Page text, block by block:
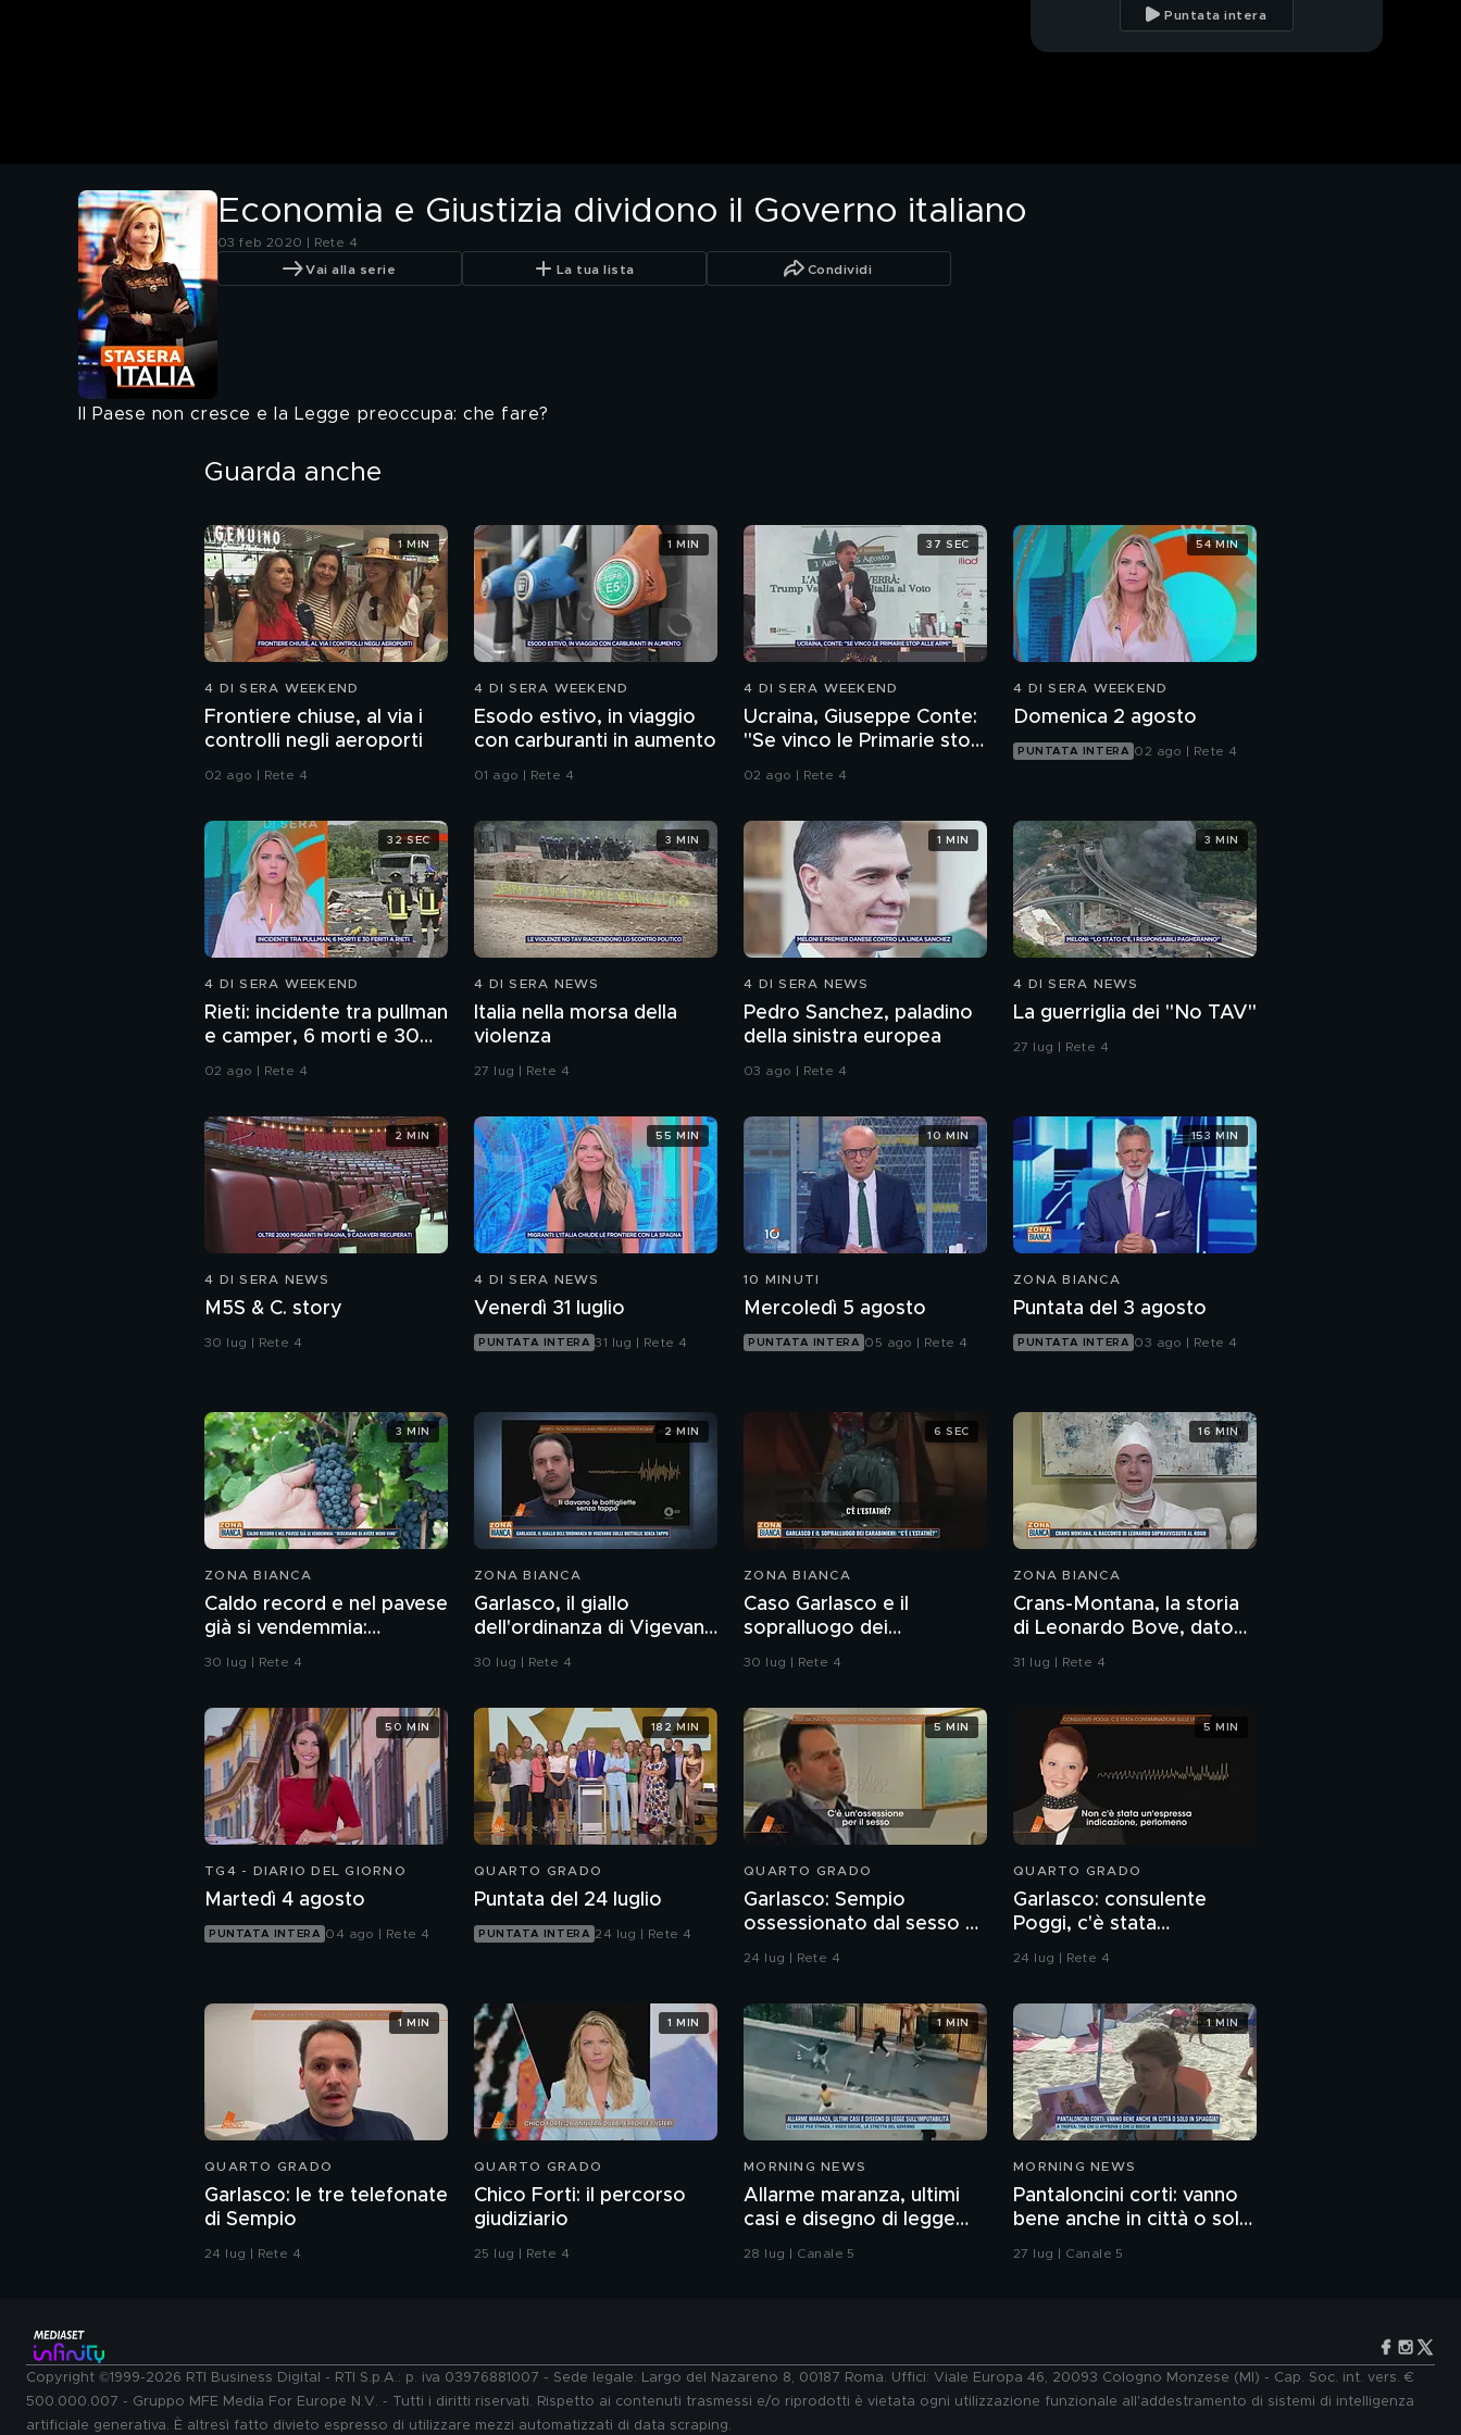
Puntata intera
Economia e Giustizia dividono il Governo italiano
03 feb 2020 | Rete 4
Vai alla serie La tua lista Condividi
Il Paese non cresce e la Legge preoccupa: che fare?
Guarda anche
4 DI SERA WEEKEND
Frontiere chiuse, al via i
controlli negli aeroporti
02 ago | Rete 4
1 MIN
4 DI SERA WEEKEND
Esodo estivo, in viaggio
con carburanti in aumento
01 ago | Rete 4
1 MIN
4 DI SERA WEEKEND
Ucraina, Giuseppe Conte:
"Se vinco le Primarie stop
alle armi"
02 ago | Rete 4
37 SEC
4 DI SERA WEEKEND
Domenica 2 agosto
PUNTATA INTERA 02 ago | Rete 4
54 MIN
4 DI SERA WEEKEND
Rieti: incidente tra pullman
e camper, 6 morti e 30
02 ago | Rete 4
32 SEC
4 DI SERA NEWS
Italia nella morsa della
violenza
27 lug | Rete 4
3 MIN
4 DI SERA NEWS
Pedro Sanchez, paladino
della sinistra europea
03 ago | Rete 4
1 MIN
4 DI SERA NEWS
La guerriglia dei "No TAV"
27 lug | Rete 4
3 MIN
4 DI SERA NEWS
M5S & C. story
30 lug | Rete 4
2 MIN
4 DI SERA NEWS
Venerdì 31 luglio
PUNTATA INTERA 31 lug | Rete 4
55 MIN
10 MINUTI
Mercoledì 5 agosto
PUNTATA INTERA 05 ago | Rete 4
10 MIN
ZONA BIANCA
Puntata del 3 agosto
PUNTATA INTERA 03 ago | Rete 4
153 MIN
ZONA BIANCA
Caldo record e nel pavese
già si vendemmia:
"Rischiamo di avere meno
30 lug | Rete 4
3 MIN
ZONA BIANCA
Garlasco, il giallo
dell'ordinanza di Vigevano
sulle bottiglie senza
30 lug | Rete 4
2 MIN
ZONA BIANCA
Caso Garlasco e il
sopralluogo dei
Carabinieri
30 lug | Rete 4
6 SEC
ZONA BIANCA
Crans-Montana, la storia
di Leonardo Bove, dato
per disperso nel rogo
31 lug | Rete 4
16 MIN
TG4 - DIARIO DEL GIORNO
Martedì 4 agosto
PUNTATA INTERA 04 ago | Rete 4
50 MIN
QUARTO GRADO
Puntata del 24 luglio
PUNTATA INTERA 24 lug | Rete 4
182 MIN
QUARTO GRADO
Garlasco: Sempio
ossessionato dal sesso o
ragazzo rispettoso?
24 lug | Rete 4
5 MIN
QUARTO GRADO
Garlasco: consulente
Poggi, c'è stata
contaminazione sulle
24 lug | Rete 4
5 MIN
QUARTO GRADO
Garlasco: le tre telefonate
di Sempio
24 lug | Rete 4
1 MIN
QUARTO GRADO
Chico Forti: il percorso
giudiziario
25 lug | Rete 4
1 MIN
MORNING NEWS
Allarme maranza, ultimi
casi e disegno di legge
sull'imputabilità
28 lug | Canale 5
1 MIN
MORNING NEWS
Pantaloncini corti: vanno
bene anche in città o solo
in spiaggia?
27 lug | Canale 5
1 MIN
Copyright ©1999-2026 RTI Business Digital - RTI S.p.A.: p. iva 03976881007 - Sede legale: Largo del Nazareno 8, 00187 Roma. Uffici: Viale Europa 46, 20093 Cologno Monzese (MI) - Cap. Soc. int. vers. €
500.000.007 - Gruppo MFE Media For Europe N.V. - Tutti i diritti riservati. Rispetto ai contenuti trasmessi e/o riprodotti è vietata ogni utilizzazione funzionale all'addestramento di sistemi di intelligenza
artificiale generativa. È altresì fatto divieto espresso di utilizzare mezzi automatizzati di data scraping.